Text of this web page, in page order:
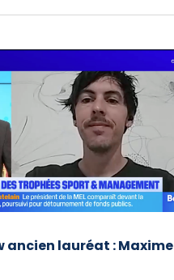
ancien lauréat : Maxime